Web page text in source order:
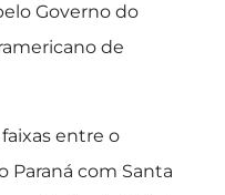
Governo do
de
entre o
Paraná com Santa